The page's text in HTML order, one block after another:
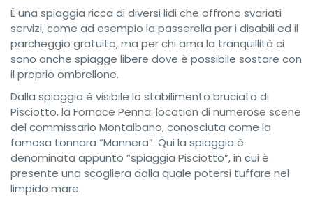
È una spiaggia ricca di diversi lidi che offrono svariati
servizi, come ad esempio la passerella per i disabili ed il
parcheggio gratuito, ma per chi ama la tranquillità ci
sono anche spiagge libere dove è possibile sostare con
il proprio ombrellone.
Dalla spiaggia è visibile lo stabilimento bruciato di
Pisciotto, la Fornace Penna: location di numerose scene
del commissario Montalbano, conosciuta come la
famosa tonnara “Mannera”. Qui la spiaggia è
denominata appunto “spiaggia Pisciotto”, in cui è
presente una scogliera dalla quale potersi tuffare nel
limpido mare.